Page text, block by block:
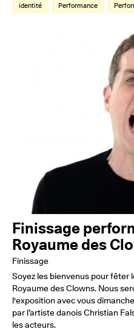
identité Performance
Finissage
Royaume des
Finissage
Soyez les bienvenus pour fêter
Royaume des Clowns. Nous
l'exposition avec vous
par l’artiste danois Christian
les acteurs.